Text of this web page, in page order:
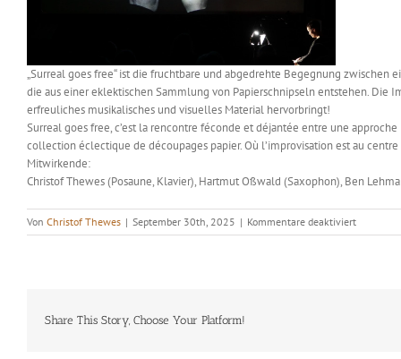
„Surreal goes free“ ist die fruchtbare und abgedrehte Begegnung
die aus einer eklektischen Sammlung von Papierschnipseln entstehen.
erfreuliches musikalisches und visuelles Material hervorbringt!
Surreal goes free, c’est la rencontre féconde et déjantée entre une
collection éclectique de découpages papier. Où l’improvisation est au
Mitwirkende:
Christof Thewes (Posaune, Klavier), Hartmut Oßwald (Saxophon), Ben
Von Christof Thewes | September 30th, 2025 | Kommentare deaktiviertfür
Christof
Share This Story, Choose Your Platform!